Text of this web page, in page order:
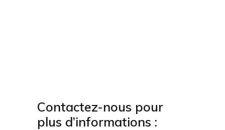
Contactez-nous pour
plus d’informations :